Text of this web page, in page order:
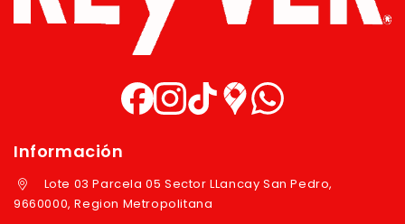
Información
Lote 03 Parcela 05 Sector LLancay San Pedro,
9660000, Region Metropolitana